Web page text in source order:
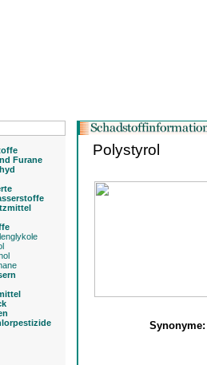
Furane
Polystyrol
Synonyme: